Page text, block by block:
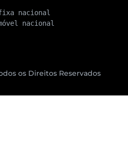
nacional
nacional
os Direitos Reservados